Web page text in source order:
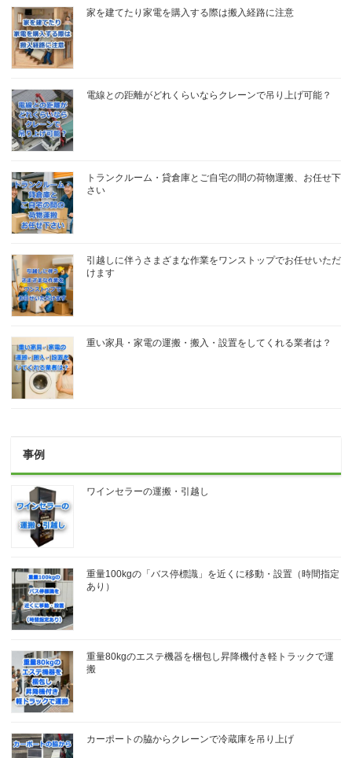
家を建てたり家電を購入する際は搬入経路に注意
電線との距離がどれくらいならクレーンで吊り上げ可能？
トランクルーム・貸倉庫とご自宅の間の荷物運搬、お任せ下
さい
引越しに伴うさまざまな作業をワンストップでお任せいただ
けます
重い家具・家電の運搬・搬入・設置をしてくれる業者は？
事例
ワインセラーの運搬・引越し
重量100kgの「バス停標識」を近くに移動・設置（時間指定
あり）
重量80kgのエステ機器を梱包し昇降機付き軽トラックで運
搬
カーポートの脇からクレーンで冷蔵庫を吊り上げ